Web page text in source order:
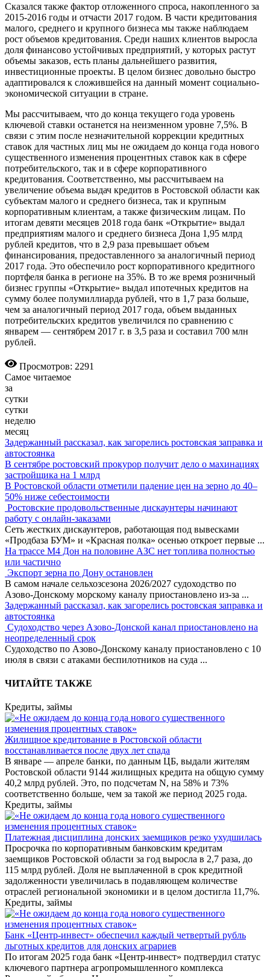
Сказался также фактор отложенного спроса, накопленного за
2015-2016 годы и отчасти 2017 годом. В части кредитования
малого, среднего и крупного бизнеса мы также наблюдаем
рост объемов кредитования. Среди наших клиентов выросла
доля финансово устойчивых предприятий, у которых растут
объемы заказов, есть планы дальнейшего развития,
инвестиционные проекты. В целом бизнес довольно быстро
адаптировался к сложившейся на данный момент социально-
экономической ситуации в стране.
Мы рассчитываем, что до конца текущего года уровень
ключевой ставки останется на неизменном уровне 7,5%. В
связи с этим после незначительной коррекции кредитных
ставок для частных лиц мы не ожидаем до конца года нового
существенного изменения процентных ставок как в сфере
потребительского, так и в сфере корпоративного
кредитования. Соответственно, мы рассчитываем на
увеличение объема выдач кредитов в Ростовской области как
субъектам малого и среднего бизнеса, так и крупным
корпоративным клиентам, а также физическим лицам. По
итогам девяти месяцев 2018 года банк «Открытие» выдал
предприятиям малого и среднего бизнеса Дона 1,95 млрд
рублей кредитов, что в 2,9 раза превышает объем
финансирования, предоставленного за аналогичный период
2017 года. Это обеспечило рост корпоративного кредитного
портфеля банка в регионе на 35%. В то же время розничный
бизнес группы «Открытие» выдал ипотечных кредитов на
сумму более полумиллиарда рублей, что в 1,7 раза больше,
чем за аналогичный период 2017 года, объем выданных
потребительских кредитов увеличился по сравнению с
январем — сентябрем 2017 г. в 3,5 раза и составил 700 млн
рублей.
Просмотров: 2291
Самое читаемое
за
сутки
сутки
неделю
месяц
Задержанный рассказал, как загорелись ростовская заправка и
автостоянка
В сентябре ростовский прокурор получит дело о махинациях
застройщика на 1 млрд
В Ростовской области отметили падение цен на зерно до 40–
50% ниже себестоимости
Ростовские продовольственные дискаунтеры начинают
работу с онлайн-заказами
Сеть жестких дискаунтеров, работающая под вывесками
«Продбаза БУМ» и «Красная полка» осенью откроет первые ...
На трассе М4 Дон на половине АЗС нет топлива полностью
или частично
Экспорт зерна по Дону остановлен
В самом начале сельхозсезона 2026/2027 судоходство по
Азово-Донскому морскому каналу приостановлено из-за ...
Задержанный рассказал, как загорелись ростовская заправка и
автостоянка
Судоходство через Азово-Донской канал приостановлено на
неопределенный срок
Судоходство по Азово-Донскому каналу приостановлено с 10
июля в связи с атаками беспилотников на суда ...
ЧИТАЙТЕ ТАКЖЕ
Кредиты, займы
Жилищное кредитование в Ростовской области
восстанавливается после двух лет спада
В январе — апреле банки, по данным ЦБ, выдали жителям
Ростовской области 9144 жилищных кредита на общую сумму
40,2 млрд рублей. Это, по подсчетам N, на 58% и 73%
соответственно больше, чем за такой же период 2025 года.
Кредиты, займы
Платежная дисциплина донских заемщиков резко ухудшилась
Просрочка по корпоративным банковским кредитам
заемщиков Ростовской области за год выросла в 2,7 раза, до
115 млрд рублей. Доля не выплаченной в срок кредитной
задолженности увеличилась в подавляющем количестве
отраслей региональной экономики и в целом достигла 11,7%.
Кредиты, займы
Банк «Центр-инвест» обеспечил каждый четвертый рубль
льготных кредитов для донских аграриев
По итогам 2025 года банк «Центр-инвест» подтвердил статус
ключевого партнера агропромышленного комплекса